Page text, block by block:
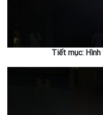
Tiết mục: